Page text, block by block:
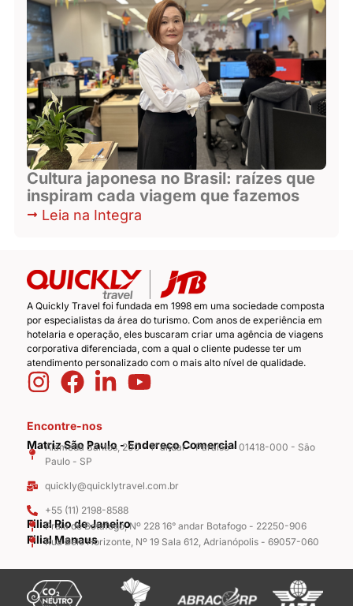
Cultura japonesa no Brasil: raízes que
inspiram cada viagem que fazemos
Leia na Integra
A Quickly Travel foi fundada em 1998 em uma sociedade composta
por especialistas da área do turismo. Com anos de experiência em
hotelaria e operação, eles buscaram criar uma agência de viagens
corporativa diferenciada, com a qual o cliente pudesse ter um
atendimento personalizado com o mais alto nível de qualidade.
Encontre-nos
Matriz São Paulo - Endereço Comercial
Alameda Santos, 200 - 1° andar - Paraíso - 01418-000 - São
Paulo - SP
quickly@quicklytravel.com.br
+55 (11) 2198-8588
Filial Rio de Janeiro
Praia de Botafogo, Nº 228 16° andar Botafogo - 22250-906
Filial Manaus
Rua Belo Horizonte, Nº 19 Sala 612, Adrianópolis - 69057-060